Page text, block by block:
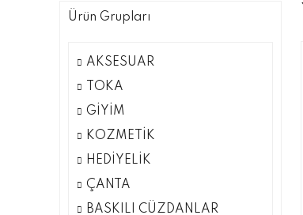
Ürün Grupları
AKSESUAR
TOKA
GİYİM
KOZMETİK
HEDİYELİK
ÇANTA
BASKILI CÜZDANLAR